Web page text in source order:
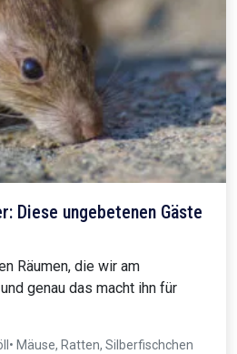
Diese ungebetenen Gäste
Räumen, die wir am
genau das macht ihn für
• Mäuse, Ratten, Silberfischchen